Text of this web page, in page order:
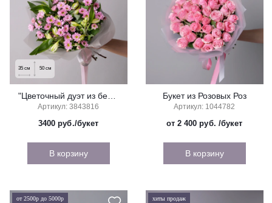
35 см 50 см
Артикул: 3843816
3400 руб./букет
В корзину
Букет из Розовых Роз
Артикул: 1044782
от 2 400 руб. /букет
В корзину
от 2500р до 5000р хиты продаж